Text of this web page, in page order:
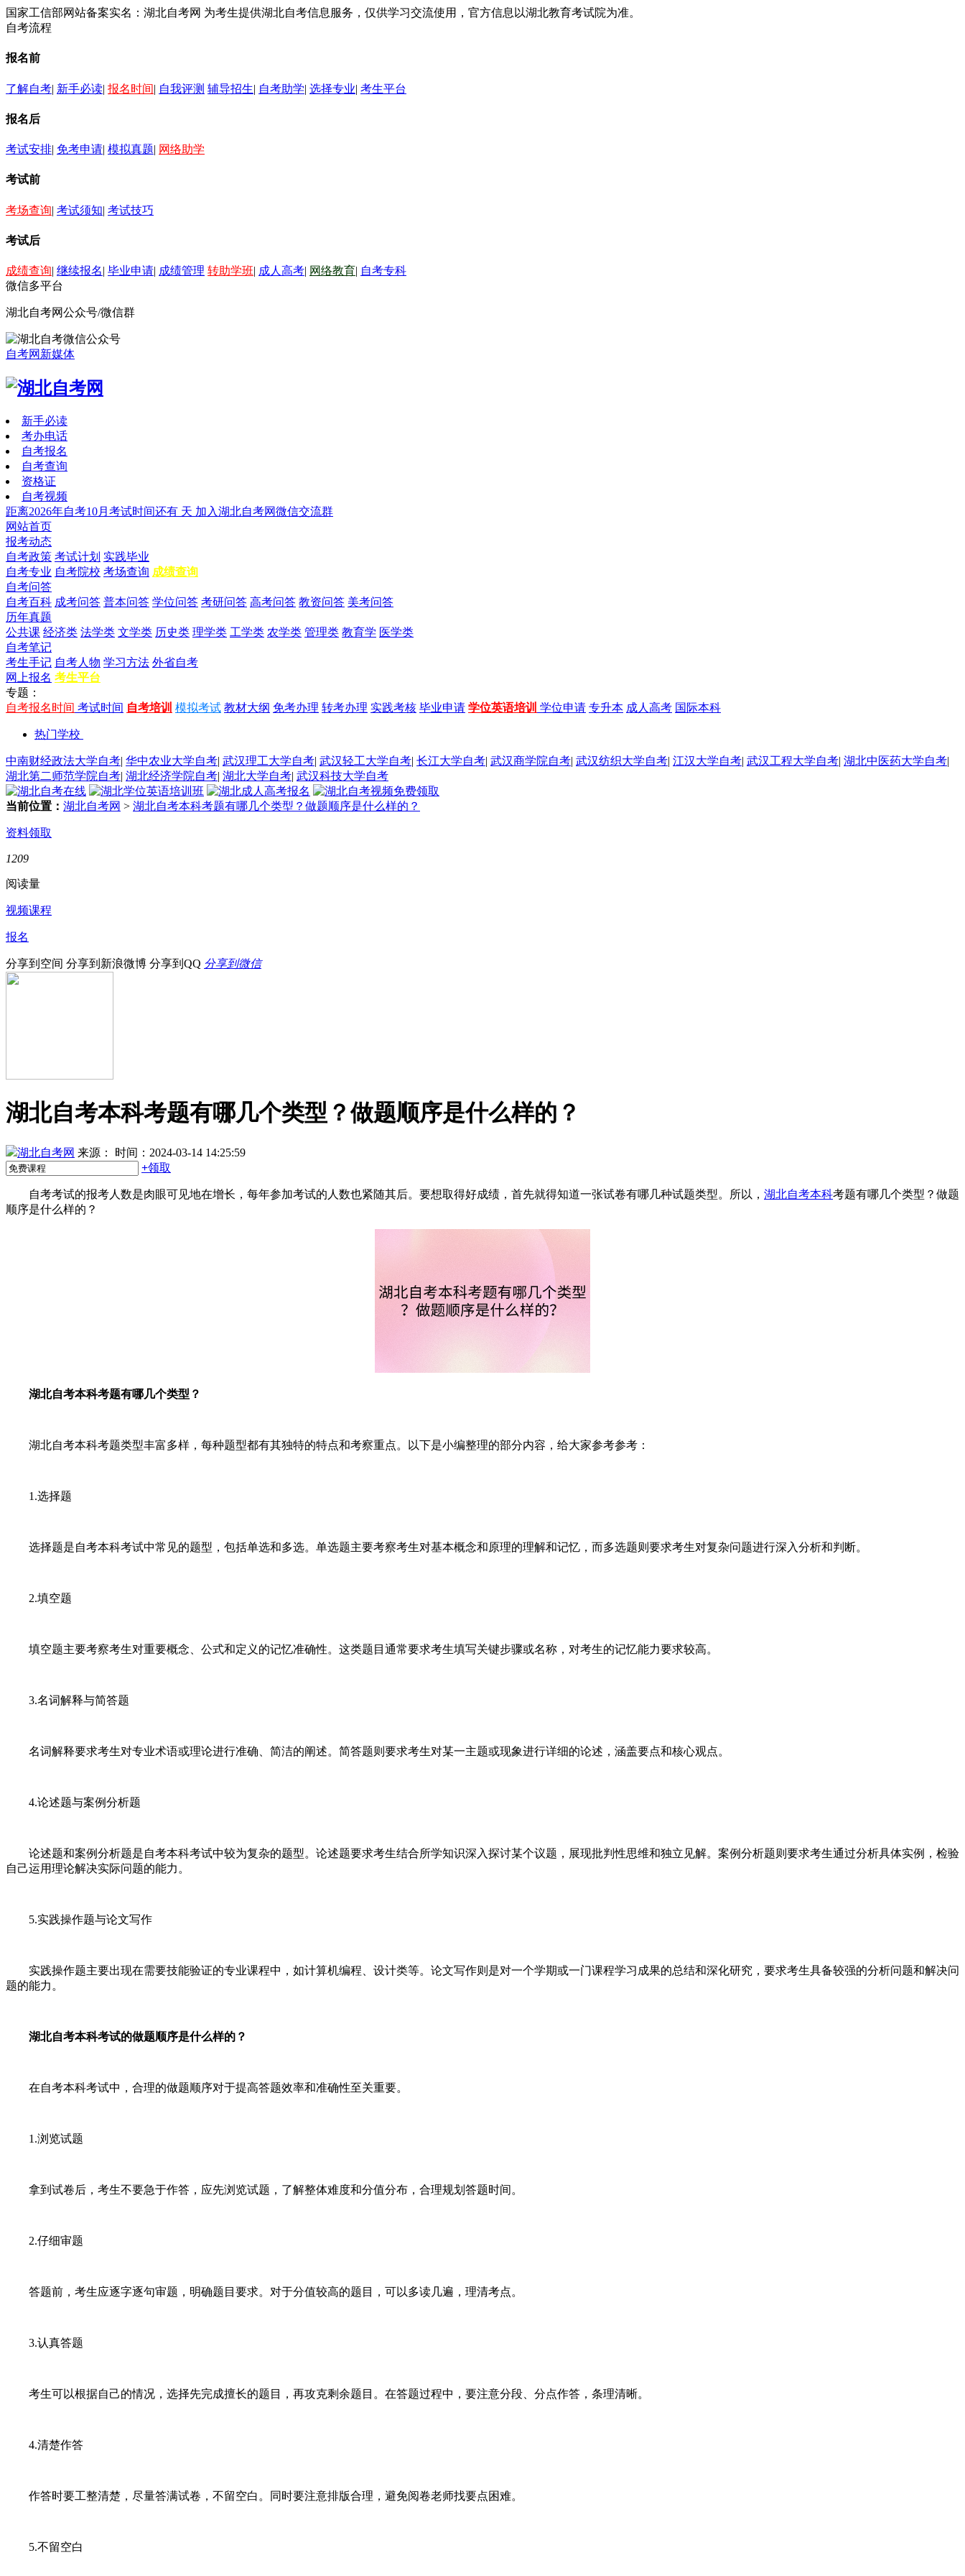
国家工信部网站备案实名：湖北自考网 为考生提供湖北自考信息服务，仅供学习交流使用，官方信息以湖北教育考试院为准。
自考流程
报名前
了解自考| 新手必读| 报名时间| 自我评测 辅导招生| 自考助学| 选择专业| 考生平台
报名后
考试安排| 免考申请| 模拟真题| 网络助学
考试前
考场查询| 考试须知| 考试技巧
考试后
成绩查询| 继续报名| 毕业申请| 成绩管理 转助学班| 成人高考| 网络教育| 自考专科
微信多平台
湖北自考网公众号/微信群
自考网新媒体
新手必读
考办电话
自考报名
自考查询
资格证
自考视频
距离2026年自考10月考试时间还有 天 加入湖北自考网微信交流群
网站首页
报考动态
自考政策 考试计划 实践毕业
自考专业 自考院校 考场查询 成绩查询
自考问答
自考百科 成考问答 普本问答 学位问答 考研问答 高考问答 教资问答 美考问答
历年真题
公共课 经济类 法学类 文学类 历史类 理学类 工学类 农学类 管理类 教育学 医学类
自考笔记
考生手记 自考人物 学习方法 外省自考
网上报名 考生平台
专题：
自考报名时间 考试时间 自考培训 模拟考试 教材大纲 免考办理 转考办理 实践考核 毕业申请 学位英语培训 学位申请 专升本 成人高考 国际本科
热门学校
中南财经政法大学自考| 华中农业大学自考| 武汉理工大学自考| 武汉轻工大学自考| 长江大学自考| 武汉商学院自考| 武汉纺织大学自考| 江汉大学自考| 武汉工程大学自考| 湖北中医药大学自考|
湖北第二师范学院自考| 湖北经济学院自考| 湖北大学自考| 武汉科技大学自考
当前位置： 湖北自考网 > 湖北自考本科考题有哪几个类型？做题顺序是什么样的？
资料领取
1209
阅读量
视频课程
报名
分享到空间 分享到新浪微博 分享到QQ 分享到微信
湖北自考本科考题有哪几个类型？做题顺序是什么样的？
湖北自考网 来源：
时间：2024-03-14 14:25:59
+领取
自考考试的报考人数是肉眼可见地在增长，每年参加考试的人数也紧随其后。要想取得好成绩，首先就得知道一张试卷有哪几种试题类型。所以， 湖北自考本科考题有哪几个类型？做题
顺序是什么样的？
湖北自考本科考题有哪几个类型？
湖北自考本科考题类型丰富多样，每种题型都有其独特的特点和考察重点。以下是小编整理的部分内容，给大家参考参考：
1.选择题
选择题是自考本科考试中常见的题型，包括单选和多选。单选题主要考察考生对基本概念和原理的理解和记忆，而多选题则要求考生对复杂问题进行深入分析和判断。
2.填空题
填空题主要考察考生对重要概念、公式和定义的记忆准确性。这类题目通常要求考生填写关键步骤或名称，对考生的记忆能力要求较高。
3.名词解释与简答题
名词解释要求考生对专业术语或理论进行准确、简洁的阐述。简答题则要求考生对某一主题或现象进行详细的论述，涵盖要点和核心观点。
4.论述题与案例分析题
论述题和案例分析题是自考本科考试中较为复杂的题型。论述题要求考生结合所学知识深入探讨某个议题，展现批判性思维和独立见解。案例分析题则要求考生通过分析具体实例，检验
自己运用理论解决实际问题的能力。
5.实践操作题与论文写作
实践操作题主要出现在需要技能验证的专业课程中，如计算机编程、设计类等。论文写作则是对一个学期或一门课程学习成果的总结和深化研究，要求考生具备较强的分析问题和解决问
题的能力。
湖北自考本科考试的做题顺序是什么样的？
在自考本科考试中，合理的做题顺序对于提高答题效率和准确性至关重要。
1.浏览试题
拿到试卷后，考生不要急于作答，应先浏览试题，了解整体难度和分值分布，合理规划答题时间。
2.仔细审题
答题前，考生应逐字逐句审题，明确题目要求。对于分值较高的题目，可以多读几遍，理清考点。
3.认真答题
考生可以根据自己的情况，选择先完成擅长的题目，再攻克剩余题目。在答题过程中，要注意分段、分点作答，条理清晰。
4.清楚作答
作答时要工整清楚，尽量答满试卷，不留空白。同时要注意排版合理，避免阅卷老师找要点困难。
5.不留空白